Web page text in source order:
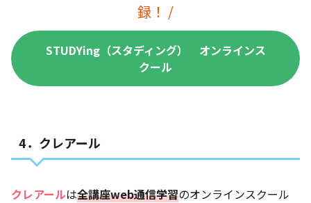
録！ /
STUDYing（スタディング） オンラインス
クール
4．クレアール
クレアールは全講座web通信学習のオンラインスクール